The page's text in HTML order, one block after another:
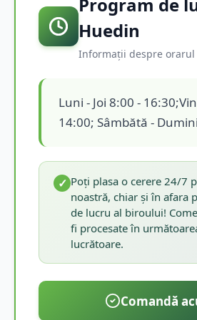
Huedin
Informații despre
Luni - Joi 8:00 -
14:00; Sâmbătă -
✓ Poți plasa o cerere 24/7
noastră, chiar și în afara
de lucru al biroului!
fi procesate în
lucrătoare.
Comandă